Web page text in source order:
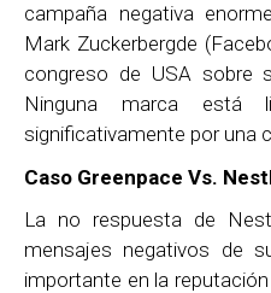
campaña negativa
Mark Zuckerbergde
congreso de USA sobre
Ninguna marca está
significativamente por una
Caso Greenpace Vs.
La no respuesta de
mensajes negativos de
importante en la